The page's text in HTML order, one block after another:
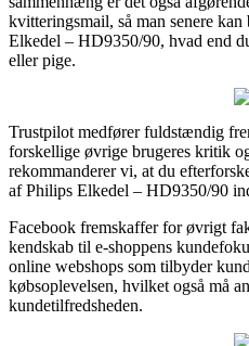
kvitteringsmail, så man senere
Elkedel – HD9350/90, hvad end
eller pige.
Trustpilot medfører fuldstændig
forskellige øvrige brugeres kritik
rekommanderer vi, at du
af Philips Elkedel – HD9350/90
Facebook fremskaffer for øvrigt
kendskab til e-shoppens
online webshops som tilbyder
købsoplevelsen, hvilket også må
kundetilfredsheden.